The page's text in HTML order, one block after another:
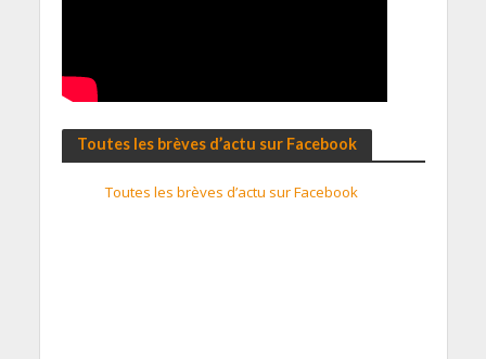
Toutes les brèves d’actu sur Facebook
Toutes les brèves d’actu sur Facebook